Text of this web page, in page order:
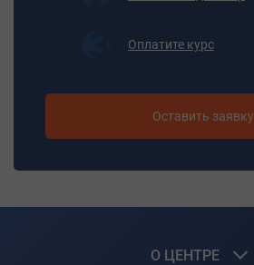
Оплатите курс
Оставить заявку
О ЦЕНТРЕ